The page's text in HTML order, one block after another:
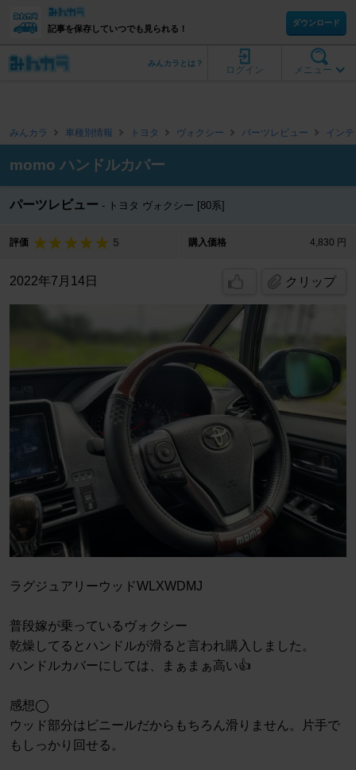
記事を保存していつでも見られる！
ダウンロード
メニュー
ログイン
みんカラとは？
みんカラ 車種別情報 トヨタ ヴォクシー パーツレビュー イン
momo ハンドルカバー
パーツレビュー トヨタ ヴォクシー [80系]
評価 5 購入価格 4,830 円
2022年7月14日 クリップ
ラグジュアリーウッドWLXWDMJ
普段嫁が乗っているヴォクシー
乾燥してるとハンドルが滑ると言われ購入しました。
ハンドルカバーにしては、まぁまぁ高い👍
感想◯
ウッド部分はビニールだからもちろん滑りません。片手で
もしっかり回せる。